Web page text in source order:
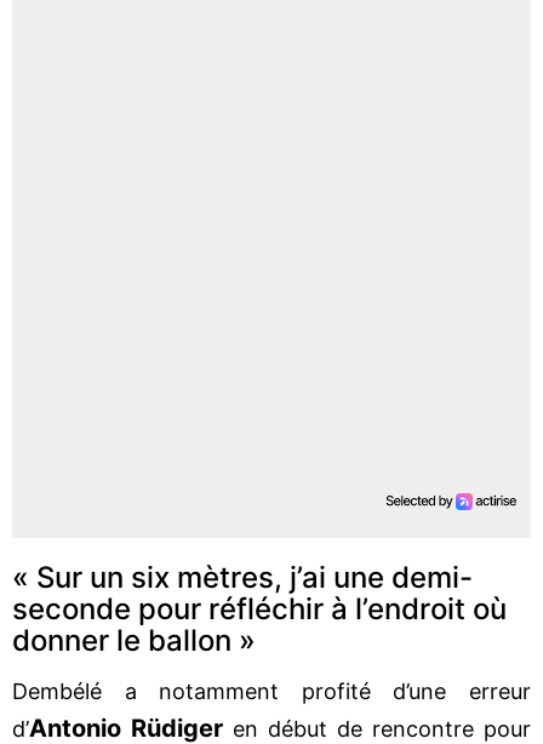
« Sur un six mètres, j’ai une demi-
seconde pour réfléchir à l’endroit où
donner le ballon »
Dembélé a notamment profité d’une erreur
d’Antonio Rüdiger en début de rencontre pour